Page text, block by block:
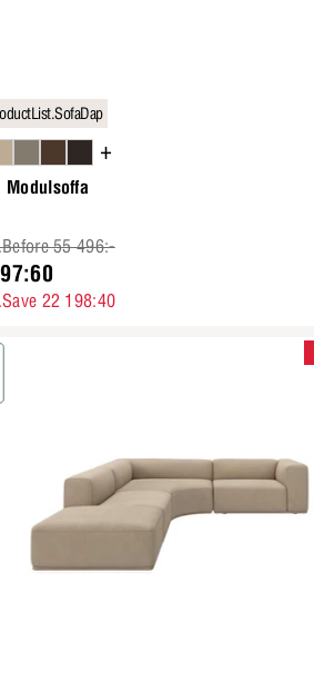
+
Modulsoffa
55 496:-
22 198:40